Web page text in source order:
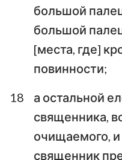
большой
большой
[места, где]
повинности;
18
а остальной
священника,
очищаемого, и
священник